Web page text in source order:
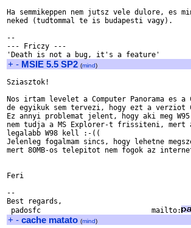
Ha semmikeppen nem jutsz vele dulore, es
neked (tudtommal te is budapesti vagy).
--
--- Friczy ---
+ - MSIE 5.5 SP2 (mind)
Sziasztok!
Nos irtam levelet a Computer Panorama es
de egyikuk sem tervezi, hogy ezt a verziot
Ez annyi problemat jelent, hogy aki meg
nem tudja a MS Explorer-t frissiteni, mert
legalabb W98 kell :-((
Jelenleg fogalmam sincs, hogy lehetne
mert 80MB-os telepitot nem fogok az
Feri
--
Best regards,
padosfc                          mailto:
+ - cache matato (mind)